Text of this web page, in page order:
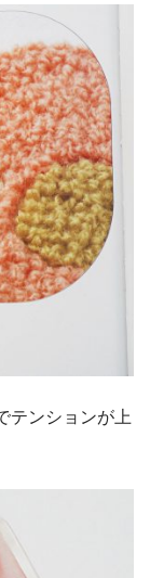
テンションが上